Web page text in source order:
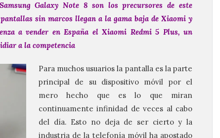
Galaxy Note 8 son los precursores de este
sin marcos llegan a la gama baja de Xiaomi y
a vender en España el Xiaomi Redmi 5 Plus, un
a la competencia
Para muchos usuarios la pantalla es la parte
principal de su dispositivo móvil por el
mero hecho que es lo que miran
continuamente infinidad de veces al cabo
del día. Esto no deja de ser cierto y la
industria de la telefonía móvil ha apostado